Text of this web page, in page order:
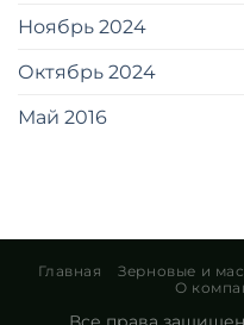
Ноябрь 2024
Октябрь 2024
Май 2016
Главная Зерновые и
О